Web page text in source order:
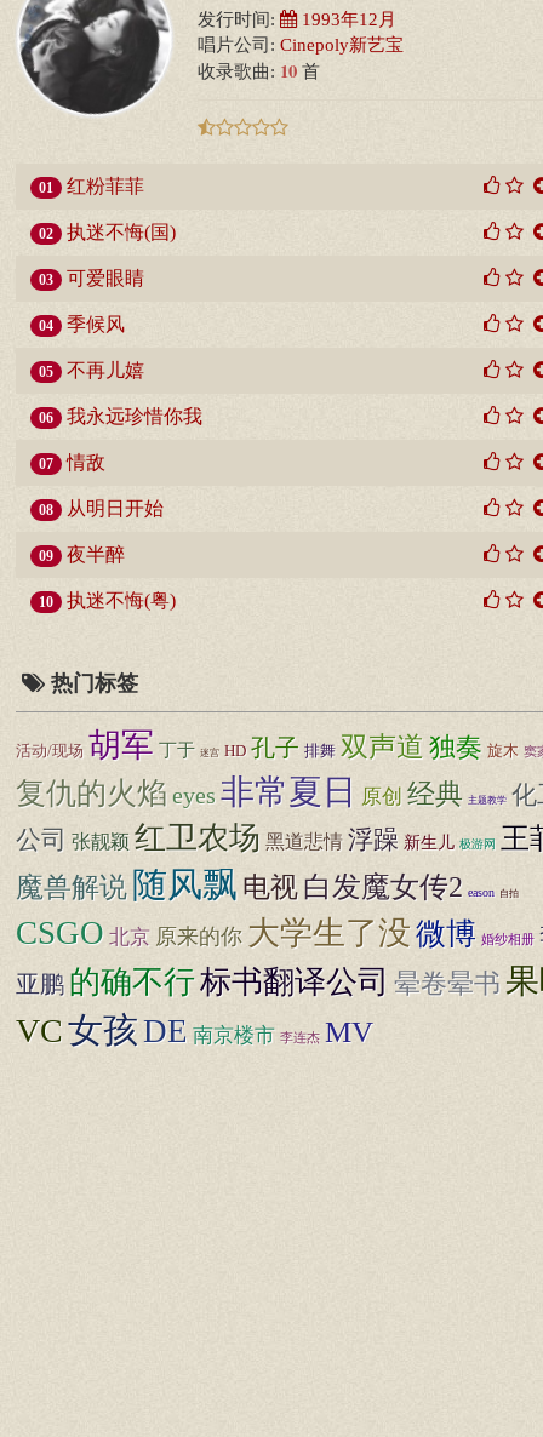
发行时间: 1993年12月
唱片公司: Cinepoly新艺宝
收录歌曲: 10 首
01 红粉菲菲
02 执迷不悔(国)
03 可爱眼睛
04 季候风
05 不再儿嬉
06 我永远珍惜你我
07 情敌
08 从明日开始
09 夜半醉
10 执迷不悔(粤)
热门标签
活动/现场 胡军 丁于 迷宫 HD 孔子 排舞 双声道 独奏 旋木 窦
复仇的火焰eyes非常夏日 原创 经典 主题教学 化
公司 张靓颖 红卫农场 黑道悲情 浮躁 新生儿 极游网 王
魔兽解说 随风飘 电视 白发魔女传2 eason 自拍
CSGO 北京 原来的你 大学生了没微博 婚纱相册
亚鹏 的确不行标书翻译公司 晕卷晕书
VC女孩DE 南京楼市 李连杰 MV